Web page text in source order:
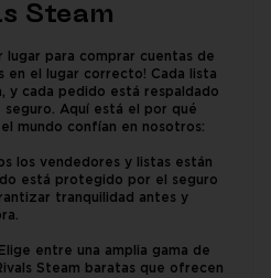
Steam
lugar para comprar cuentas de
en el lugar correcto! Cada lista
y cada pedido está respaldado
Aquí está el por qué
mundo confían en nosotros:
los vendedores y listas están
está protegido por el seguro
tranquilidad antes y
Elige entre una amplia gama de
Steam baratas que ofrecen